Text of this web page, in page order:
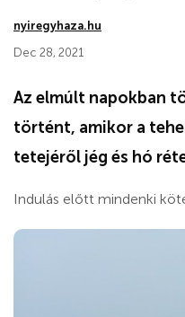
nyiregyhaza.hu
Dec 28, 2021
Az elmúlt napokban
történt, amikor a
tetejéről jég és hó
Indulás előtt mindenki